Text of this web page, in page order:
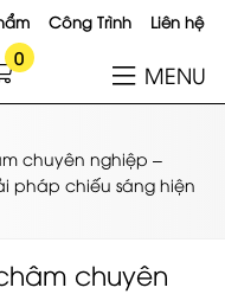
Công Trình Liên hệ
0
MENU
chuyên nghiệp –
pháp chiếu sáng hiện
chuyên